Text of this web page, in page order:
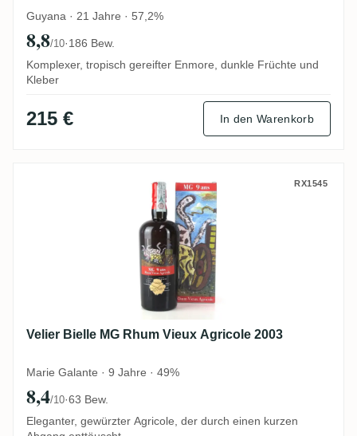
Guyana · 21 Jahre · 57,2%
8,8/10·186 Bew.
Komplexer, tropisch gereifter Enmore, dunkle Früchte und
Kleber
215 € In den Warenkorb
Velier Bielle MG Rhum Vieux Agricole
RX1545
Velier Bielle MG Rhum Vieux Agricole 2003
Marie Galante · 9 Jahre · 49%
8,4/10·63 Bew.
Eleganter, gewürzter Agricole, der durch einen kurzen